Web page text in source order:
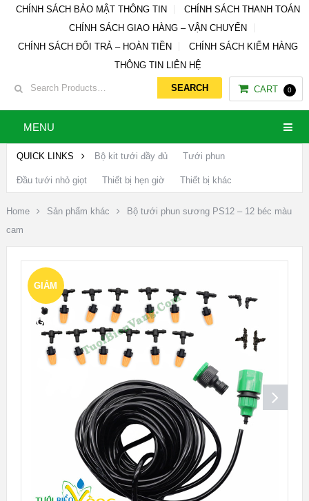
CHÍNH SÁCH BẢO MẬT THÔNG TIN
CHÍNH SÁCH THANH TOÁN
CHÍNH SÁCH GIAO HÀNG – VẬN CHUYỂN
CHÍNH SÁCH ĐỔI TRẢ – HOÀN TIỀN
CHÍNH SÁCH KIỂM HÀNG
THÔNG TIN LIÊN HỆ
CART 0
MENU
QUICK LINKS Bộ kit tưới đầy đủ Tưới phun
Đầu tưới nhỏ giọt Thiết bị hẹn giờ Thiết bị khác
Home Sản phẩm khác
Bộ tưới phun sương PS12 – 12 béc màu
cam
GIẢM
GIÁ!